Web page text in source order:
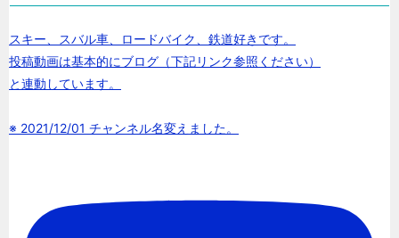
スキー、スバル車、ロードバイク、鉄道好きです。
投稿動画は基本的にブログ（下記リンク参照ください）
と連動しています。
※ 2021/12/01 チャンネル名変えました。